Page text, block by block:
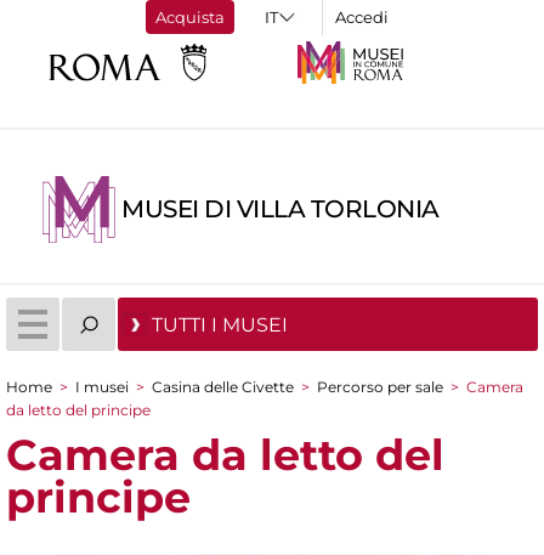
Acquista Accedi
MUSEI DI VILLA TORLONIA
TUTTI I MUSEI
Tu sei qui
Home > I musei > Casina delle Civette > Percorso per sale > Camera
da letto del principe
Camera da letto del
principe